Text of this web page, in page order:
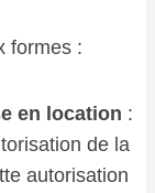
formes :
en location :
de la
autorisation